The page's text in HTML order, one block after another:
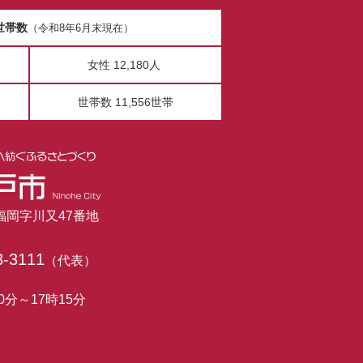
帯数（令和8年6月末現在）
女性 12,180人
世帯数 11,556世帯
字川又47番地
3111 （代表）
分～17時15分